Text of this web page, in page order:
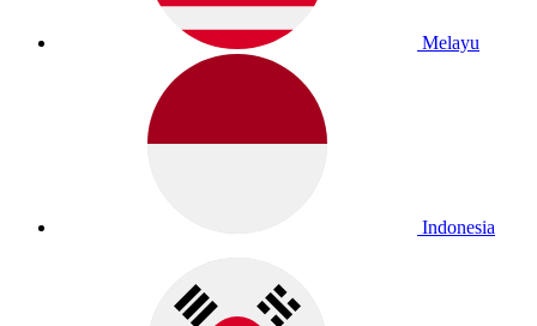
Melayu
Indonesia